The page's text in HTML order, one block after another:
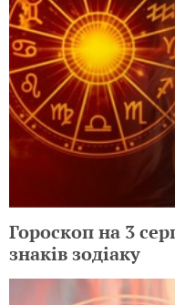
Гороскоп на 3
знаків зодіаку